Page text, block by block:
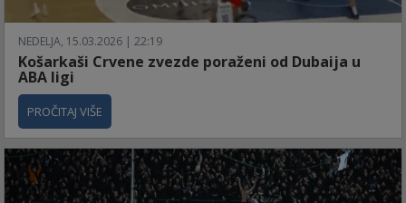
NEDELJA, 15.03.2026 | 22:19
Košarkaši Crvene zvezde poraženi od Dubaija u
ABA ligi
PROČITAJ VIŠE